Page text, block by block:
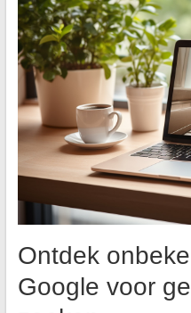
Ontdek
Google voor